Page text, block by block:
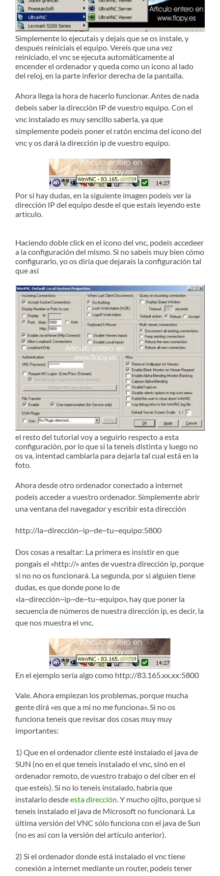
Simplemente lo ejecutais y dejais que se os instale, y
después reiniciais el equipo. Vereis que una vez
reiniciado, el vnc se ejecuta automáticamente al
encender el ordenador y queda como un icono al lado
del reloj, en la parte inferior derecha de la pantalla.
Ahora llega la hora de hacerlo funcionar. Antes de nada
debeis saber la dirección IP de vuestro equipo. Con el
vnc instalado es muy sencillo saberla, ya que
simplemente podeis poner el ratón encima del icono del
vnc y os dará la dirección ip de vuestro equipo.
Por si hay dudas, en la siguiente imagen podeis ver la
dirección IP del equipo desde el que estais leyendo este
artículo.
Haciendo doble click en el icono del vnc, podeis accedeer
a la configuración del mismo. Si no sabeis muy bien cómo
configurarlo, yo os diría que dejarais la configuración tal
que así
el resto del tutorial voy a seguirlo respecto a esta
configuración, por lo que si la teneis distinta y luego no
os va, intentad cambiarla para dejarla tal cual está en la
foto.
Ahora desde otro ordenador conectado a internet
podeis acceder a vuestro ordenador. Simplemente abrir
una ventana del navegador y escribir esta dirección
http://la~dirección~ip~de~tu~equipo:5800
Dos cosas a resaltar: La primera es insistir en que
pongais el «http://» antes de vuestra dirección ip, porque
si no no os funcionará. La segunda, por si alguien tiene
dudas, es que donde pone lo de
«la~dirección~ip~de~tu~equipo», hay que poner la
secuencia de números de nuestra dirección ip, es decir, la
que nos muestra el vnc.
En el ejemplo sería algo como http://83.165.xx.xx:5800
Vale. Ahora empiezan los problemas, porque mucha
gente dirá «es que a mi no me funciona». Si no os
funciona teneis que revisar dos cosas muy muy
importantes:
1) Que en el ordenador cliente esté instalado el java de
SUN (no en el que teneis instalado el vnc, sinó en el
ordenador remoto, de vuestro trabajo o del ciber en el
que esteis). Si no lo teneis instalado, habría que
instalarlo desdeesta dirección. Y mucho ojito, porque si
teneis instalado el java de Microsoft no funcionará. La
última versión del VNC sólo funciona con el java de Sun
(no es así con la versión del artículo anterior).
2) Si el ordenador donde está instalado el vnc tiene
conexión a internet mediante un router, podeis tener